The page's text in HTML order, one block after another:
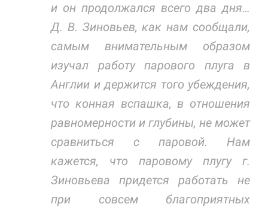
и он продолжался всего два дня…
Д. В. Зиновьев, как нам сообщали,
самым внимательным образом
изучал работу парового плуга в
Англии и держится того убеждения,
что конная вспашка, в отношения
равномерности и глубины, не может
сравниться с паровой. Нам
кажется, что паровому плугу г.
Зиновьева придется работать не
при совсем благоприятных